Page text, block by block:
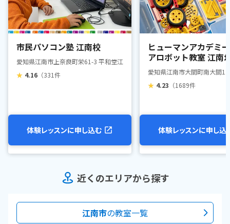
市民パソコン塾 江南校
愛知県江南市上奈良町栄61-3 平和堂江南店 2階
★ 4.16 （331件
体験レッスンに申し込む
ヒューマンアカデミ
アロボット教室 江南
教室
愛知県江南市大間町南大間
★ 4.23 （1689件
体験レッスンに申し込
近くのエリアから探す
江南市の教室一覧